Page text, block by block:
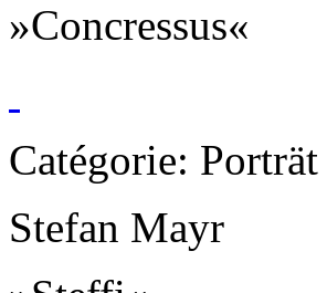
»Concressus«
Catégorie: Porträt
Stefan Mayr